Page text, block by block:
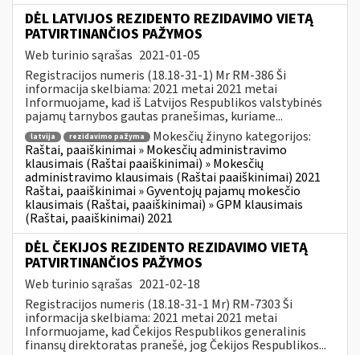
DĖL LATVIJOS REZIDENTO REZIDAVIMO VIETĄ
PATVIRTINANČIOS PAŽYMOS
Web turinio sąrašas 2021-01-05
Registracijos numeris (18.18-31-1) Mr RM-386 Ši
informacija skelbiama: 2021 metai 2021 metai
Informuojame, kad iš Latvijos Respublikos valstybinės
pajamų tarnybos gautas pranešimas, kuriame...
latvija rezidavimo pažyma
Mokesčių žinyno kategorijos:
Raštai, paaiškinimai » Mokesčių administravimo
klausimais (Raštai paaiškinimai) » Mokesčių
administravimo klausimais (Raštai paaiškinimai) 2021
Raštai, paaiškinimai » Gyventojų pajamų mokesčio
klausimais (Raštai, paaiškinimai) » GPM klausimais
(Raštai, paaiškinimai) 2021
DĖL ČEKIJOS REZIDENTO REZIDAVIMO VIETĄ
PATVIRTINANČIOS PAŽYMOS
Web turinio sąrašas 2021-02-18
Registracijos numeris (18.18-31-1 Mr) RM-7303 Ši
informacija skelbiama: 2021 metai 2021 metai
Informuojame, kad Čekijos Respublikos generalinis
finansų direktoratas pranešė, jog Čekijos Respublikos...